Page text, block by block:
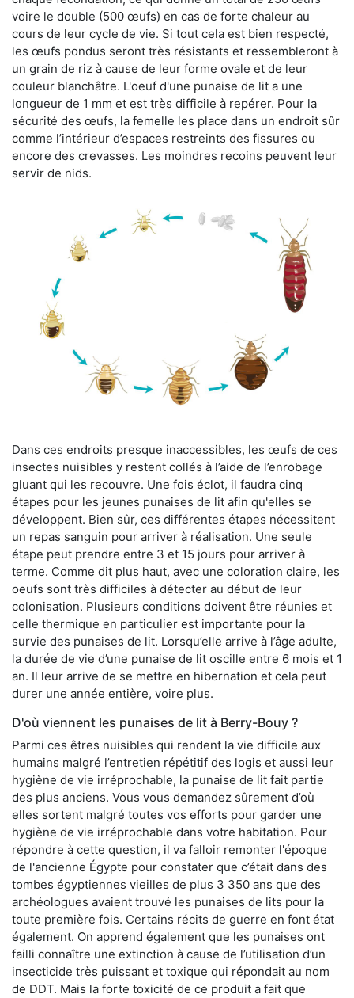
voire le double (500 œufs) en cas de forte chaleur au
cours de leur cycle de vie. Si tout cela est bien respecté,
les œufs pondus seront très résistants et ressembleront à
un grain de riz à cause de leur forme ovale et de leur
couleur blanchâtre. L'oeuf d'une punaise de lit a une
longueur de 1 mm et est très difficile à repérer. Pour la
sécurité des œufs, la femelle les place dans un endroit sûr
comme l’intérieur d’espaces restreints des fissures ou
encore des crevasses. Les moindres recoins peuvent leur
servir de nids.
Dans ces endroits presque inaccessibles, les œufs de ces
insectes nuisibles y restent collés à l’aide de l’enrobage
gluant qui les recouvre. Une fois éclot, il faudra cinq
étapes pour les jeunes punaises de lit afin qu'elles se
développent. Bien sûr, ces différentes étapes nécessitent
un repas sanguin pour arriver à réalisation. Une seule
étape peut prendre entre 3 et 15 jours pour arriver à
terme. Comme dit plus haut, avec une coloration claire, les
oeufs sont très difficiles à détecter au début de leur
colonisation. Plusieurs conditions doivent être réunies et
celle thermique en particulier est importante pour la
survie des punaises de lit. Lorsqu’elle arrive à l’âge adulte,
la durée de vie d’une punaise de lit oscille entre 6 mois et 1
an. Il leur arrive de se mettre en hibernation et cela peut
durer une année entière, voire plus.
D'où viennent les punaises de lit à Berry-Bouy ?
Parmi ces êtres nuisibles qui rendent la vie difficile aux
humains malgré l’entretien répétitif des logis et aussi leur
hygiène de vie irréprochable, la punaise de lit fait partie
des plus anciens. Vous vous demandez sûrement d’où
elles sortent malgré toutes vos efforts pour garder une
hygiène de vie irréprochable dans votre habitation. Pour
répondre à cette question, il va falloir remonter l'époque
de l'ancienne Égypte pour constater que c’était dans des
tombes égyptiennes vieilles de plus 3 350 ans que des
archéologues avaient trouvé les punaises de lits pour la
toute première fois. Certains récits de guerre en font état
également. On apprend également que les punaises ont
failli connaître une extinction à cause de l’utilisation d’un
insecticide très puissant et toxique qui répondait au nom
de DDT. Mais la forte toxicité de ce produit a fait que